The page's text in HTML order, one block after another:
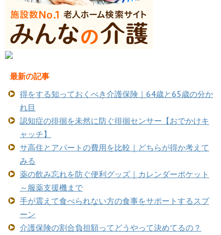
最新の記事
得をする知っておくべき介護保険｜64歳と65歳の分か
れ目
認知症の徘徊を未然に防ぐ徘徊センサー【おでかけキ
ャッチ】
サ高住とアパートの費用を比較｜どちらが得か考えて
みる
薬の飲み忘れを防ぐ便利グッズ｜カレンダーポケット
～服薬支援機まで
手が震えて食べられない方の食事をサポートするスプ
ーン
介護保険の割合負担額ってどうやって決めてるの？